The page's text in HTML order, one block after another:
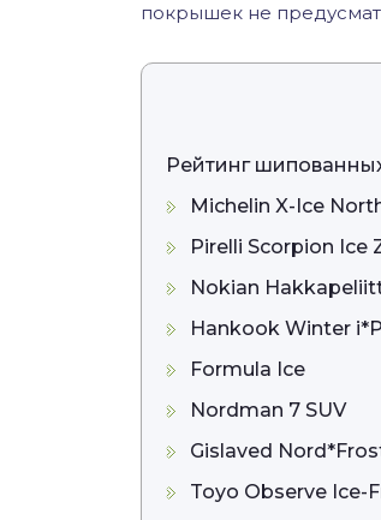
покрышек не
Рейтинг
Michelin X-Ice
Pirelli Scorpion Ice
Nokian
Hankook Winter
Formula Ice
Nordman 7 SUV
Gislaved
Toyo Observe Ice-